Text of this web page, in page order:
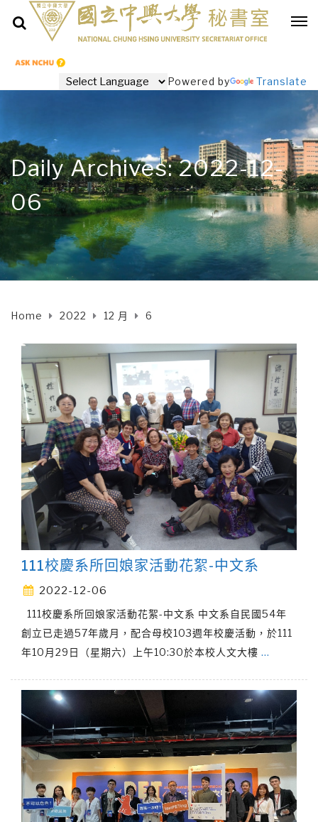
Powered by Translate
Daily Archives: 2022-12-
06
Home 2022 12 月 6
111校慶系所回娘家活動花絮-中文系
2022-12-06
111校慶系所回娘家活動花絮-中文系 中文系自民國54年
創立已走過57年歲月，配合母校103週年校慶活動，於111
年10月29日（星期六）上午10:30於本校人文大樓 …